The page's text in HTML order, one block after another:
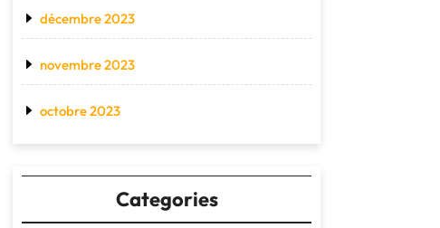
décembre 2023
novembre 2023
octobre 2023
Categories